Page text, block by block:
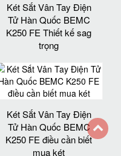
Két Sắt Vân Tay Điện
Tử Hàn Quốc BEMC
K250 FE Thiết kế sag
trọng
Két Sắt Vân Tay Điện
Tử Hàn Quốc BEMC
K250 FE điều cần biết
mua két